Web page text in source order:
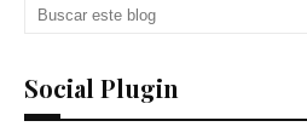
Social Plugin